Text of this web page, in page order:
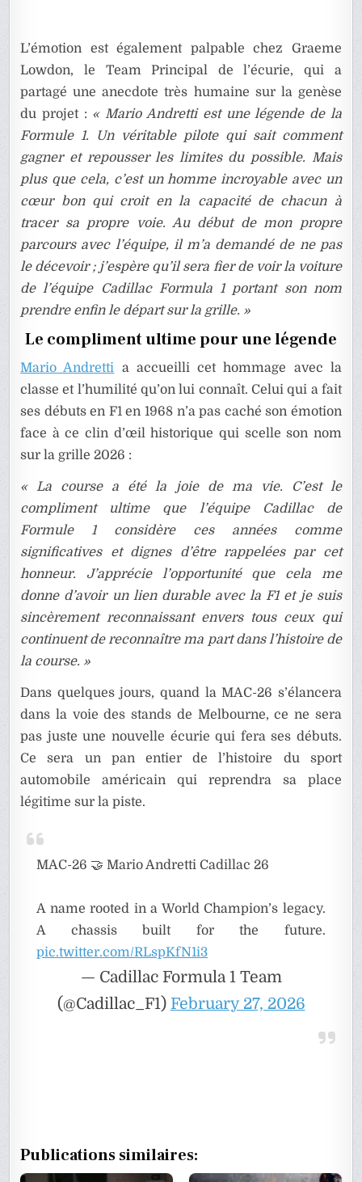
L’émotion est également palpable chez Graeme
Lowdon, le Team Principal de l’écurie, qui a
partagé une anecdote très humaine sur la genèse
du projet : « Mario Andretti est une légende de la
Formule 1. Un véritable pilote qui sait comment
gagner et repousser les limites du possible. Mais
plus que cela, c’est un homme incroyable avec un
cœur bon qui croit en la capacité de chacun à
tracer sa propre voie. Au début de mon propre
parcours avec l’équipe, il m’a demandé de ne pas
le décevoir ; j’espère qu’il sera fier de voir la voiture
de l’équipe Cadillac Formula 1 portant son nom
prendre enfin le départ sur la grille. »
Le compliment ultime pour une légende
Mario Andretti a accueilli cet hommage avec la
classe et l’humilité qu’on lui connaît. Celui qui a fait
ses débuts en F1 en 1968 n’a pas caché son émotion
face à ce clin d’œil historique qui scelle son nom
sur la grille 2026 :
« La course a été la joie de ma vie. C’est le
compliment ultime que l’équipe Cadillac de
Formule 1 considère ces années comme
significatives et dignes d’être rappelées par cet
honneur. J’apprécie l’opportunité que cela me
donne d’avoir un lien durable avec la F1 et je suis
sincèrement reconnaissant envers tous ceux qui
continuent de reconnaître ma part dans l’histoire de
la course. »
Dans quelques jours, quand la MAC-26 s’élancera
dans la voie des stands de Melbourne, ce ne sera
pas juste une nouvelle écurie qui fera ses débuts.
Ce sera un pan entier de l’histoire du sport
automobile américain qui reprendra sa place
légitime sur la piste.
MAC-26 🤝 Mario Andretti Cadillac 26
A name rooted in a World Champion’s legacy.
A chassis built for the future.
pic.twitter.com/RLspKfN1i3
— Cadillac Formula 1 Team
(@Cadillac_F1) February 27, 2026
Publications similaires: